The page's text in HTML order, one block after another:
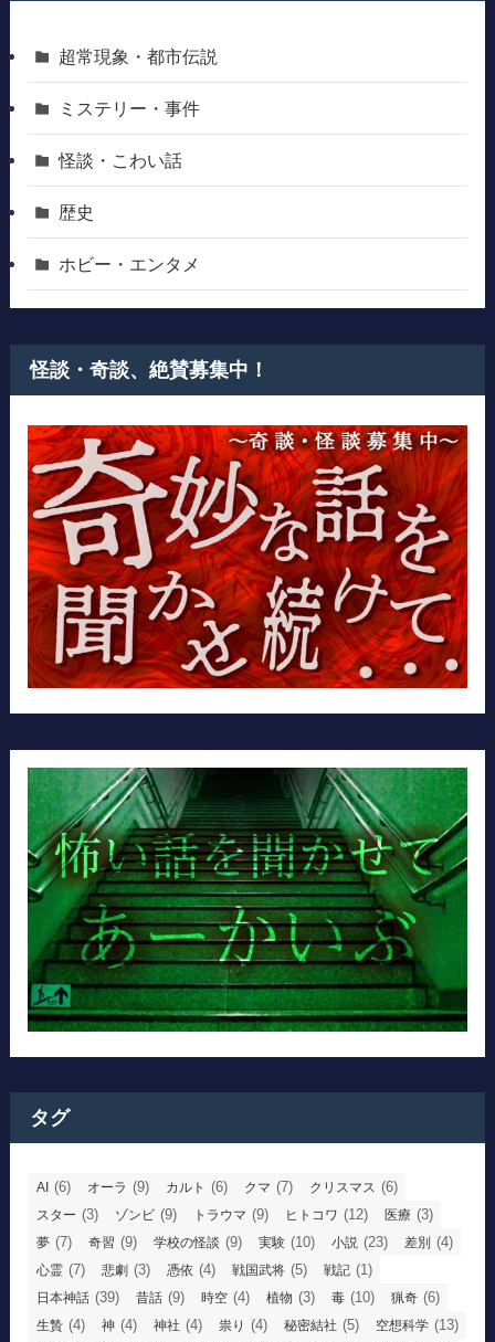
超常現象・都市伝説
ミステリー・事件
怪談・こわい話
歴史
ホビー・エンタメ
怪談・奇談、絶賛募集中！
タグ
AI (6) オーラ (9) カルト (6) クマ (7) クリスマス (6)
スター (3) ゾンビ (9) トラウマ (9) ヒトコワ (12) 医療 (3)
夢 (7) 奇習 (9) 学校の怪談 (9) 実験 (10) 小説 (23) 差別 (4)
心霊 (7) 悲劇 (3) 憑依 (4) 戦国武将 (5) 戦記 (1)
日本神話 (39) 昔話 (9) 時空 (4) 植物 (3) 毒 (10) 猟奇 (6)
生贄 (4) 神 (4) 神社 (4) 祟り (4) 秘密結社 (5) 空想科学 (13)